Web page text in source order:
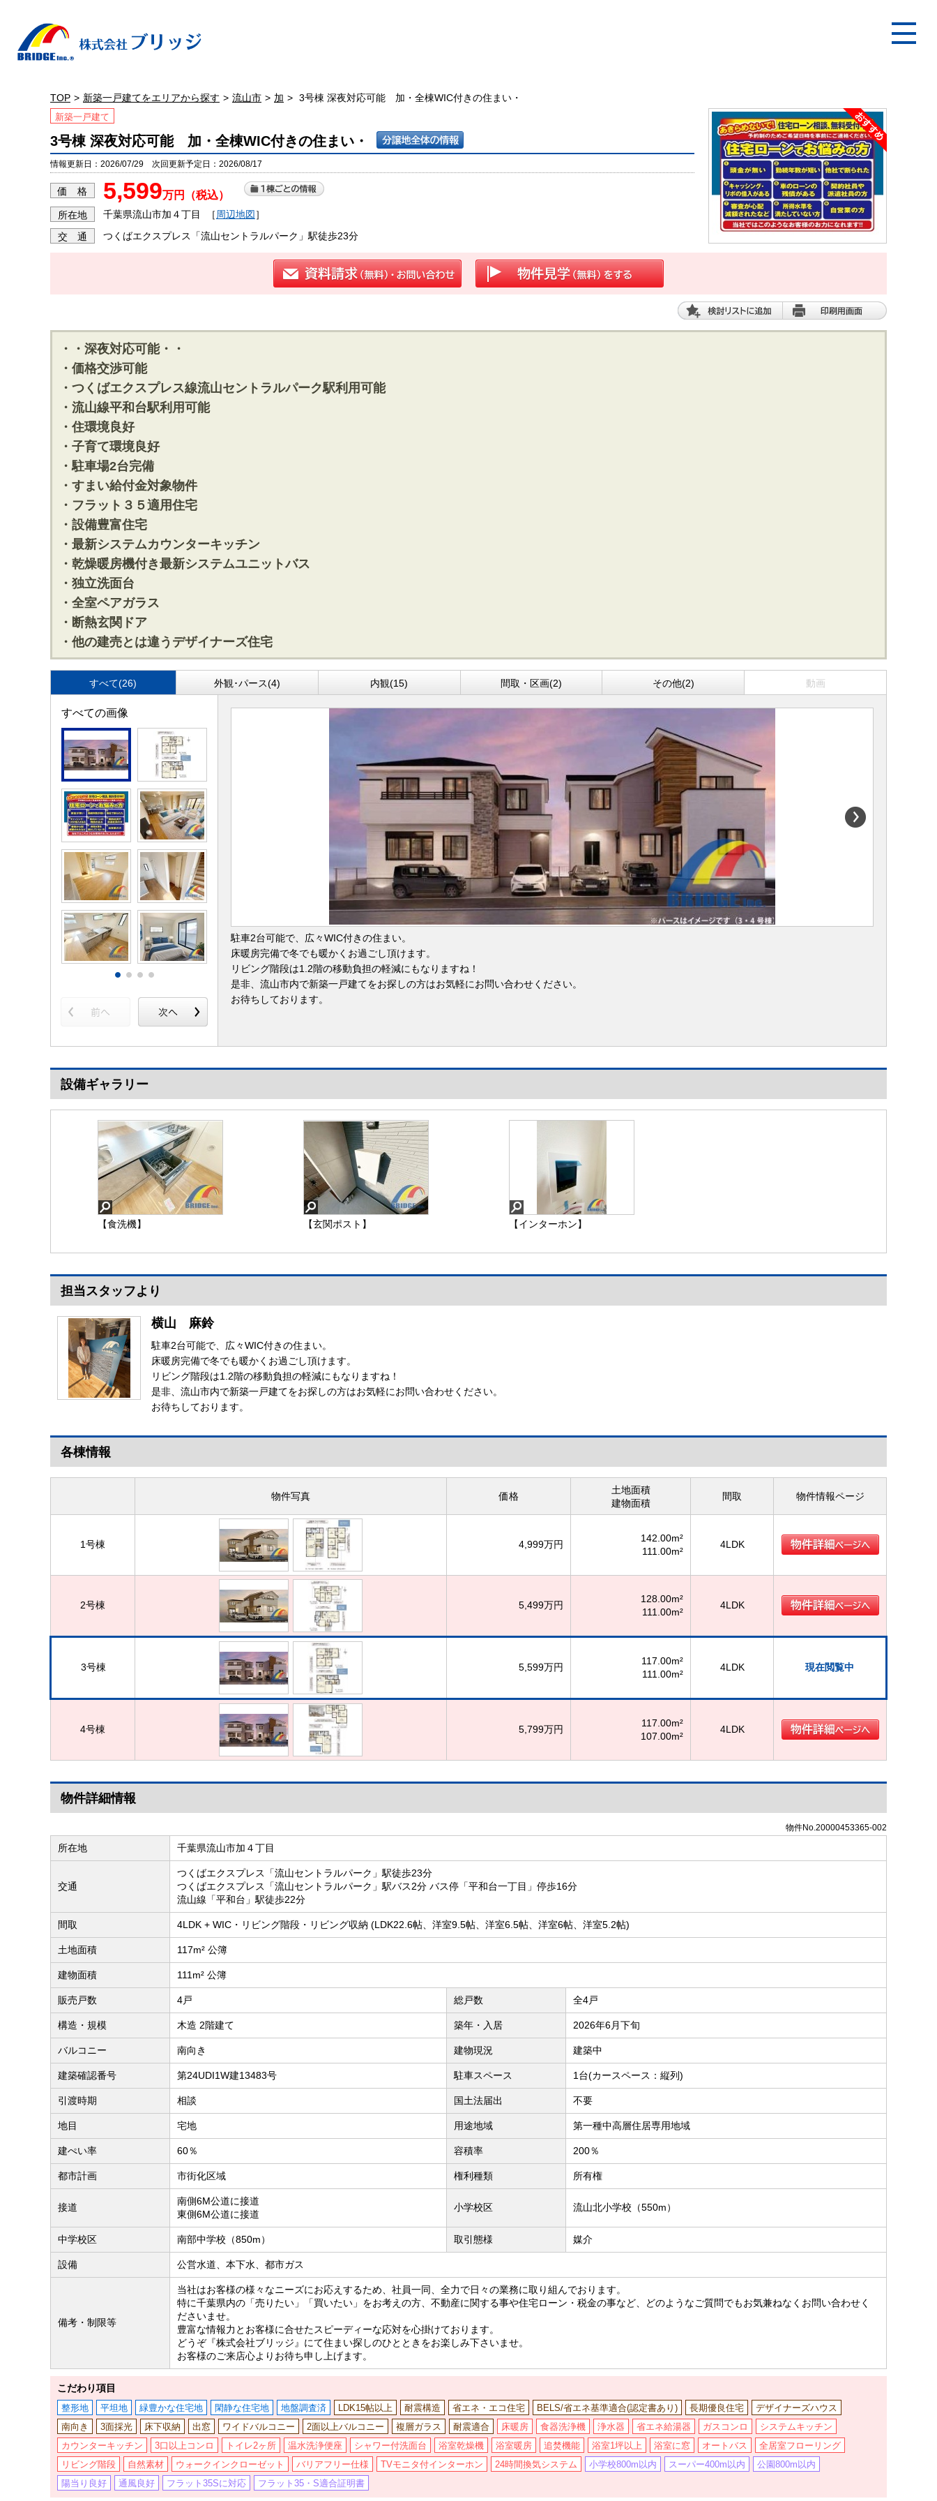
TOP 新築一戸建てをエリアから探す 流山市 加 3号棟 深夜対応可能 加・全棟WIC付きの住まい・
新築一戸建て
3号棟 深夜対応可能 加・全棟WIC付きの住まい・
情報更新日：2026/07/29 次回更新予定日：2026/08/17
価 格 5,599万円（税込）
所在地 千葉県流山市加４丁目 ［ 周辺地図］
交 通 つくばエクスプレス「流山セントラルパーク」駅徒歩23分
・・深夜対応可能・・
・価格交渉可能
・つくばエクスプレス線流山セントラルパーク駅利用可能
・流山線平和台駅利用可能
・住環境良好
・子育て環境良好
・駐車場2台完備
・すまい給付金対象物件
・フラット３５適用住宅
・設備豊富住宅
・最新システムカウンターキッチン
・乾燥暖房機付き最新システムユニットバス
・独立洗面台
・全室ペアガラス
・断熱玄関ドア
・他の建売とは違うデザイナーズ住宅
すべて(26) 外観･パース(4) 内観(15) 間取・区画(2) その他(2) 動画
すべての画像
駐車2台可能で、広々WIC付きの住まい。
床暖房完備で冬でも暖かくお過ごし頂けます。
リビング階段は1.2階の移動負担の軽減にもなりますね！
是非、流山市内で新築一戸建てをお探しの方はお気軽にお問い合わせください。
お待ちしております。
設備ギャラリー
【食洗機】 【玄関ポスト】 【インターホン】
担当スタッフより
横山 麻鈴
駐車2台可能で、広々WIC付きの住まい。
床暖房完備で冬でも暖かくお過ごし頂けます。
リビング階段は1.2階の移動負担の軽減にもなりますね！
是非、流山市内で新築一戸建てをお探しの方はお気軽にお問い合わせください。
お待ちしております。
各棟情報
物件写真 価格
土地面積
建物面積
間取 物件情報ページ
1号棟 4,999万円
142.00m²
111.00m²
4LDK
2号棟 5,499万円
128.00m²
111.00m²
4LDK
3号棟 5,599万円
117.00m²
111.00m²
4LDK 現在閲覧中
4号棟 5,799万円
117.00m²
107.00m²
4LDK
物件詳細情報
物件No.20000453365-002
所在地 千葉県流山市加４丁目
交通
つくばエクスプレス「流山セントラルパーク」駅徒歩23分
つくばエクスプレス「流山セントラルパーク」駅バス2分 バス停「平和台一丁目」停歩16分
流山線「平和台」駅徒歩22分
間取 4LDK + WIC・リビング階段・リビング収納 (LDK22.6帖、洋室9.5帖、洋室6.5帖、洋室6帖、洋室5.2帖)
土地面積 117m² 公簿
建物面積 111m² 公簿
販売戸数 4戸 総戸数 全4戸
構造・規模 木造 2階建て 築年・入居 2026年6月下旬
バルコニー 南向き 建物現況 建築中
建築確認番号 第24UDI1W建13483号 駐車スペース 1台(カースペース：縦列)
引渡時期 相談 国土法届出 不要
地目 宅地 用途地域 第一種中高層住居専用地域
建ぺい率 60％ 容積率 200％
都市計画 市街化区域 権利種類 所有権
接道
南側6M公道に接道
東側6M公道に接道
小学校区 流山北小学校（550m）
中学校区 南部中学校（850m） 取引態様 媒介
設備 公営水道、本下水、都市ガス
備考・制限等
当社はお客様の様々なニーズにお応えするため、社員一同、全力で日々の業務に取り組んでおります。
特に千葉県内の「売りたい」「買いたい」をお考えの方、不動産に関する事や住宅ローン・税金の事など、どのようなご質問でもお気兼ねなくお問い合わせく
ださいませ。
豊富な情報力とお客様に合せたスピーディーな応対を心掛けております。
どうぞ『株式会社ブリッジ』にて住まい探しのひとときをお楽しみ下さいませ。
お客様のご来店心よりお待ち申し上げます。
こだわり項目
整形地 平坦地 緑豊かな住宅地 閑静な住宅地 地盤調査済 LDK15帖以上 耐震構造 省エネ・エコ住宅 BELS/省エネ基準適合(認定書あり) 長期優良住宅
デザイナーズハウス
南向き
3面採光 床下収納 出窓 ワイドバルコニー 2面以上バルコニー 複層ガラス 耐震適合 床暖房 食器洗浄機 浄水器 省エネ給湯器 ガスコンロ
システムキッチン
カウンターキッチン
3口以上コンロ トイレ2ヶ所 温水洗浄便座 シャワー付洗面台 浴室乾燥機 浴室暖房 追焚機能 浴室1坪以上 浴室に窓 オートバス
全居室フローリング
リビング階段
自然素材 ウォークインクローゼット バリアフリー仕様 TVモニタ付インターホン 24時間換気システム 小学校800m以内 スーパー400m以内
公園800m以内
陽当り良好
通風良好 フラット35Sに対応 フラット35・S適合証明書